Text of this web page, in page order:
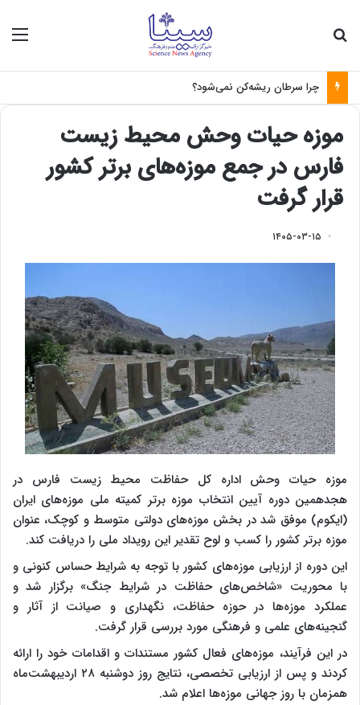
چرا سرطان ریشه‌کن نمی‌شود؟
موزه حیات وحش محیط زیست
فارس در جمع موزه‌های برتر کشور
قرار گرفت
۱۴۰۵-۰۳-۱۵
موزه حیات وحش اداره کل حفاظت محیط زیست فارس در
هجدهمین دوره آیین انتخاب موزه برتر کمیته ملی موزه‌های ایران
(ایکوم) موفق شد در بخش موزه‌های دولتی متوسط و کوچک، عنوان
موزه برتر کشور را کسب و لوح تقدیر این رویداد ملی را دریافت کند.
این دوره از ارزیابی موزه‌های کشور با توجه به شرایط حساس کنونی و
با محوریت «شاخص‌های حفاظت در شرایط جنگ» برگزار شد و
عملکرد موزه‌ها در حوزه حفاظت، نگهداری و صیانت از آثار و
گنجینه‌های علمی و فرهنگی مورد بررسی قرار گرفت.
در این فرآیند، موزه‌های فعال کشور مستندات و اقدامات خود را ارائه
کردند و پس از ارزیابی تخصصی، نتایج روز دوشنبه ۲۸ اردیبهشت‌ماه
همزمان با روز جهانی موزه‌ها اعلام شد.